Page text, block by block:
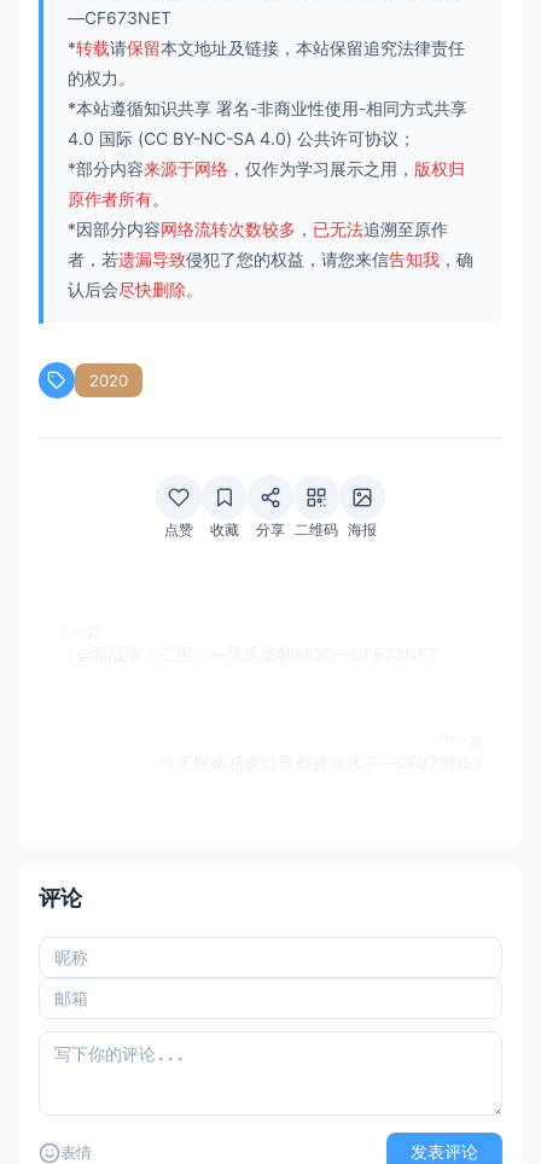
—CF673NET
*转载请保留本文地址及链接，本站保留追究法律责任
的权力。
*本站遵循知识共享 署名-非商业性使用-相同方式共享
4.0 国际 (CC BY-NC-SA 4.0) 公共许可协议；
*部分内容来源于网络 ，仅作为学习展示之用， 版权归
原作者所有。
*因部分内容网络流转次数较多 ， 已无法追溯至原作
者，若遗漏导致侵犯了您的权益，请您来信告知我 ，确
认后会尽快删除。
2020
点赞 收藏 分享 二维码 海报
评论
表情 发表评论